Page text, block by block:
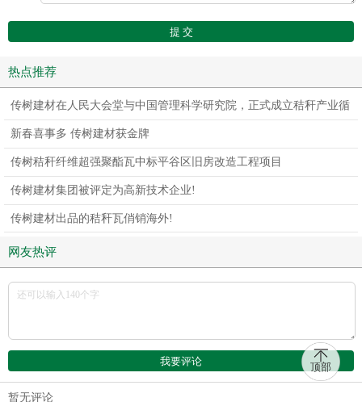
热点推荐
传树建材在人民大会堂与中国管理科学研究院，正式成立秸秆产业循
环利用委员会
新春喜事多 传树建材获金牌
传树秸秆纤维超强聚酯瓦中标平谷区旧房改造工程项目
传树建材集团被评定为高新技术企业!
传树建材出品的秸秆瓦俏销海外!
网友热评
暂无评论
顶部